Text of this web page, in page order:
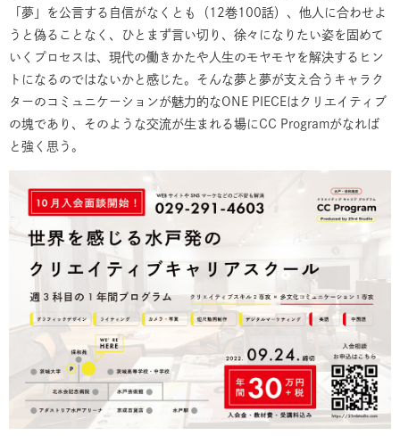
「夢」を公言する自信がなくとも（12巻100話）、他人に合わせよ
うと偽ることなく、ひとまず言い切り、徐々になりたい姿を固めて
いくプロセスは、現代の働きかたや人生のモヤモヤを解決するヒン
トになるのではないかと感じた。そんな夢と夢が支え合うキャラク
ターのコミュニケーションが魅力的なONE PIECEはクリエイティブ
の塊であり、そのような交流が生まれる場にCC Programがなれば
と強く思う。